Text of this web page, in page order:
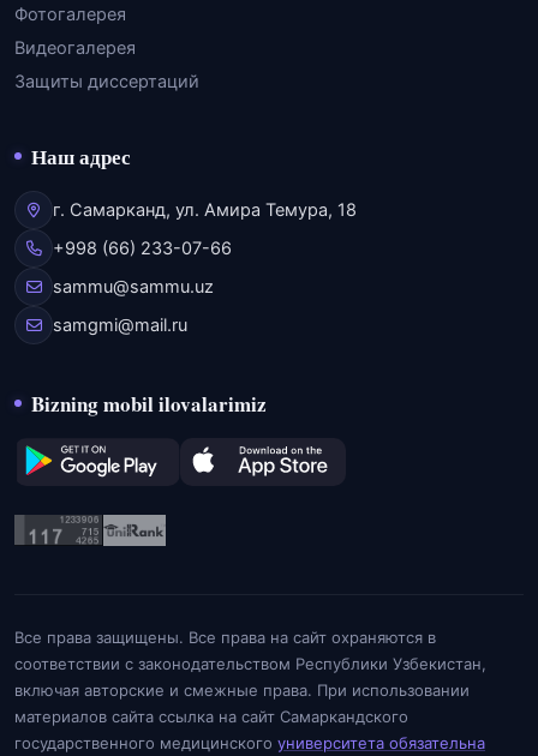
Фотогалерея
Видеогалерея
Защиты диссертаций
Наш адрес
г. Самарканд, ул. Амира Темура, 18
+998 (66) 233-07-66
sammu@sammu.uz
samgmi@mail.ru
Bizning mobil ilovalarimiz
Все права защищены. Все права на сайт охраняются в
соответствии с законодательством Республики Узбекистан,
включая авторские и смежные права. При использовании
материалов сайта ссылка на сайт Самаркандского
государственного медицинского университета обязательна